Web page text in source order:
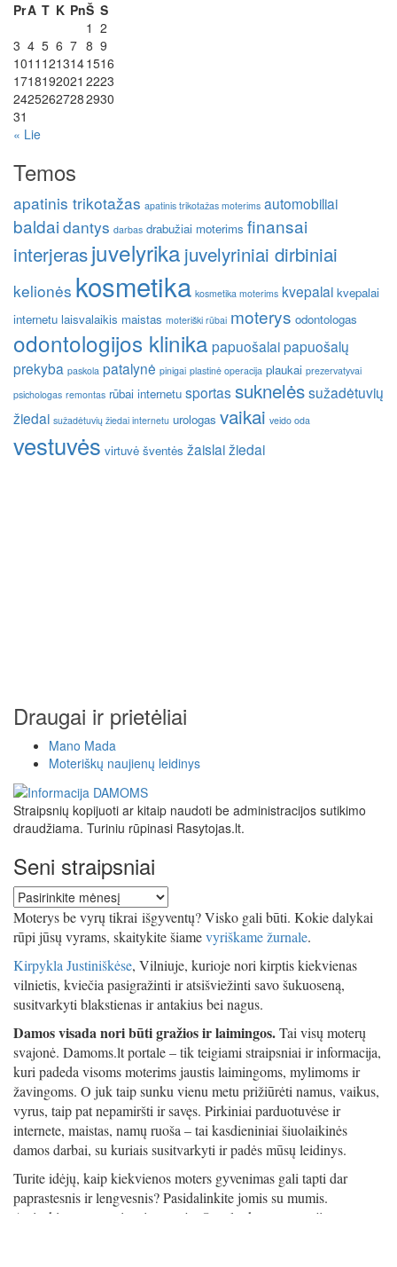
PrA T K PnŠ S
1 2
3 4 5 6 7 8 9
1011 1213141516
1718192021 2223
24252627282930
31
« Lie
Temos
apatinis trikotažas apatinis trikotažas moterims automobiliai
baldai dantys darbas drabužiai moterims finansai
interjerasjuvelyrika juvelyriniai dirbiniai
kelionės kosmetika kosmetika moterims kvepalai kvepalai
internetu laisvalaikis maistas moteriški rūbai moterys odontologas
odontologijos klinika papuošalaipapuošalų
prekyba paskola patalynė pinigai plastinė operacija plaukai prezervatyvai
psichologas remontas rūbai internetu sportassuknelėssužadėtuvių
žiedai sužadėtuvių žiedai internetu urologas vaikai veido oda
vestuvės virtuvė šventės žaislaižiedai
Draugai ir prietėliai
Mano Mada
Moteriškų naujienų leidinys
Straipsnių kopijuoti ar kitaip naudoti be administracijos sutikimo
draudžiama. Turiniu rūpinasi Rasytojas.lt.
Seni straipsniai
Seni
straipsniai
Moterys be vyrų tikrai išgyventų? Visko gali būti. Kokie dalykai
rūpi jūsų vyrams, skaitykite šiamevyriškame žurnale.
Kirpykla Justiniškėse, Vilniuje, kurioje nori kirptis kiekvienas
vilnietis, kviečia pasigražinti ir atsišviežinti savo šukuoseną,
susitvarkyti blakstienas ir antakius bei nagus.
Damos visada nori būti gražios ir laimingos.Tai visų moterų
svajonė. Damoms.lt portale – tik teigiami straipsniai ir informacija,
kuri padeda visoms moterims jaustis laimingoms, mylimoms ir
žavingoms. O juk taip sunku vienu metu prižiūrėti namus, vaikus,
vyrus, taip pat nepamiršti ir savęs. Pirkiniai parduotuvėse ir
internete, maistas, namų ruoša – tai kasdieniniai šiuolaikinės
damos darbai, su kuriais susitvarkyti ir padės mūsų leidinys.
Turite idėjų, kaip kiekvienos moters gyvenimas gali tapti dar
paprastesnis ir lengvesnis? Pasidalinkite jomis su mumis.
Atsiųskite savo straipsnį
rasytojas@outlook.com
, mes jį